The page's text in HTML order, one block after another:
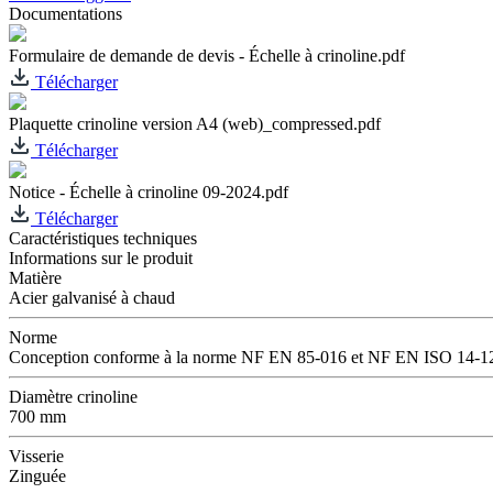
Documentations
Formulaire de demande de devis - Échelle à crinoline.pdf
Télécharger
Plaquette crinoline version A4 (web)_compressed.pdf
Télécharger
Notice - Échelle à crinoline 09-2024.pdf
Télécharger
Caractéristiques techniques
Informations sur le produit
Matière
Acier galvanisé à chaud
Norme
Conception conforme à la norme NF EN 85-016 et NF EN ISO 14-
Diamètre crinoline
700 mm
Visserie
Zinguée